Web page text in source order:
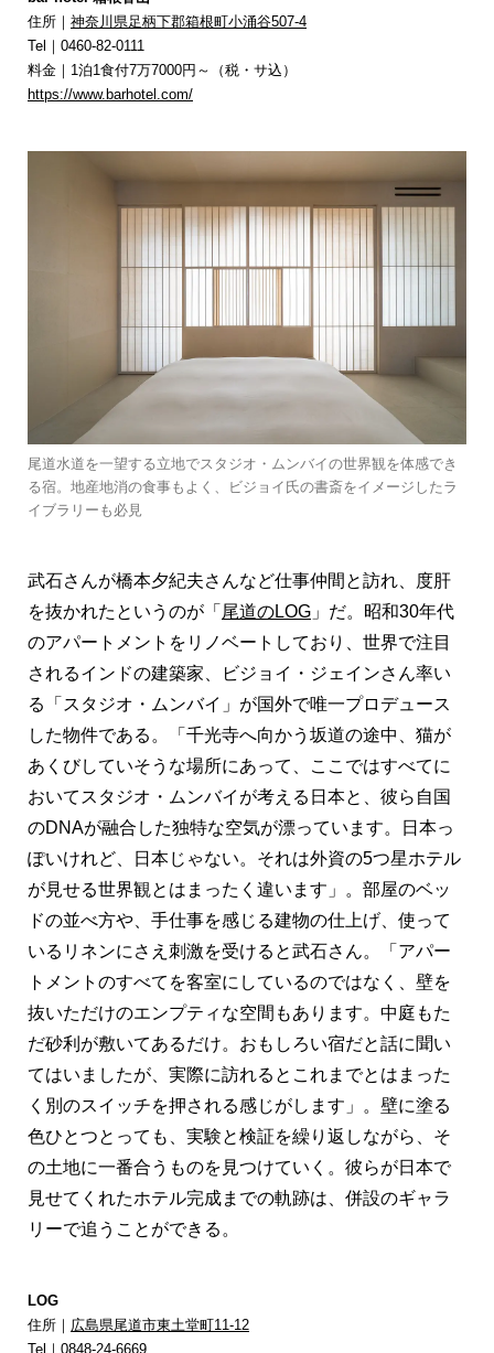
住所｜ 神奈川県足柄下郡箱根町小涌谷507-4
Tel｜0460-82-0111
料金｜1泊1食付7万7000円～（税・サ込）
https://www.barhotel.com/
尾道水道を一望する立地でスタジオ・ムンバイの世界観を体感でき
る宿。地産地消の食事もよく、ビジョイ氏の書斎をイメージしたラ
イブラリーも必見
武石さんが橋本夕紀夫さんなど仕事仲間と訪れ、度肝
を抜かれたというのが「 尾道のLOG 」だ。昭和30年代
のアパートメントをリノベートしており、世界で注目
されるインドの建築家、ビジョイ・ジェインさん率い
る「スタジオ・ムンバイ」が国外で唯一プロデュース
した物件である。「千光寺へ向かう坂道の途中、猫が
あくびしていそうな場所にあって、ここではすべてに
おいてスタジオ・ムンバイが考える日本と、彼ら自国
のDNAが融合した独特な空気が漂っています。日本っ
ぽいけれど、日本じゃない。それは外資の5つ星ホテル
が見せる世界観とはまったく違います」。部屋のベッ
ドの並べ方や、手仕事を感じる建物の仕上げ、使って
いるリネンにさえ刺激を受けると武石さん。「アパー
トメントのすべてを客室にしているのではなく、壁を
抜いただけのエンプティな空間もあります。中庭もた
だ砂利が敷いてあるだけ。おもしろい宿だと話に聞い
てはいましたが、実際に訪れるとこれまでとはまった
く別のスイッチを押される感じがします」。壁に塗る
色ひとつとっても、実験と検証を繰り返しながら、そ
の土地に一番合うものを見つけていく。彼らが日本で
見せてくれたホテル完成までの軌跡は、併設のギャラ
リーで追うことができる。
LOG
住所｜ 広島県尾道市東土堂町11-12
Tel｜0848-24-6669